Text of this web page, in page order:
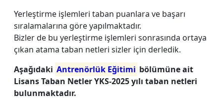
Yerleştirme işlemleri taban puanlara ve başarı
sıralamalarına göre yapılmaktadır.
Bizler de bu yerleştirme işlemleri sonrasında ortaya
çıkan atama taban netleri sizler için derledik.
Aşağıdaki Antrenörlük Eğitimi bölümüne ait
Lisans Taban Netler YKS-2025 yılı taban netleri
bulunmaktadır.